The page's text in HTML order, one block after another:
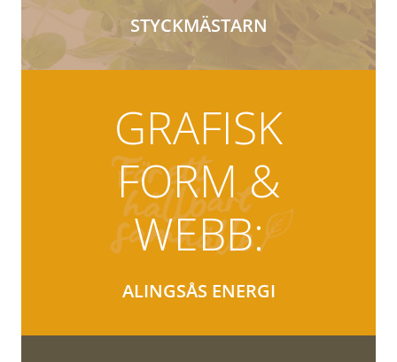
STYCKMÄSTARN
GRAFISK
FORM &
WEBB:
ALINGSÅS ENERGI